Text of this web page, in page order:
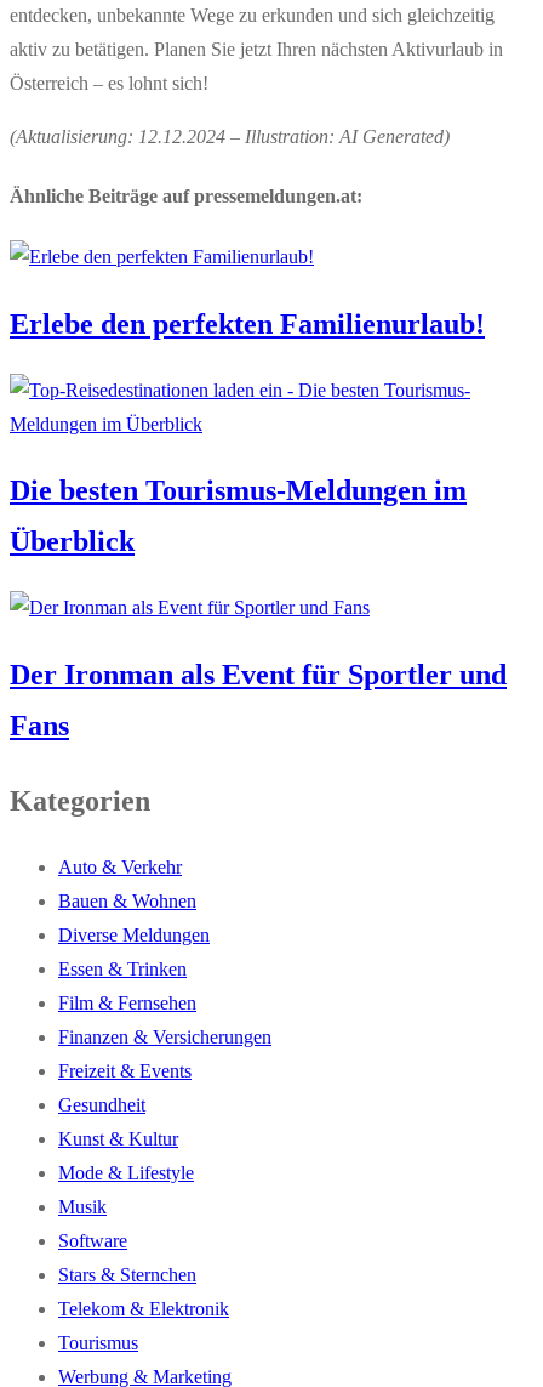
entdecken, unbekannte Wege zu erkunden und sich gleichzeitig
aktiv zu betätigen. Planen Sie jetzt Ihren nächsten Aktivurlaub in
Österreich – es lohnt sich!
(Aktualisierung: 12.12.2024 – Illustration: AI Generated)
Ähnliche Beiträge auf pressemeldungen.at:
Erlebe den perfekten Familienurlaub!
Die besten Tourismus-Meldungen im
Überblick
Der Ironman als Event für Sportler und
Fans
Kategorien
Auto & Verkehr
Bauen & Wohnen
Diverse Meldungen
Essen & Trinken
Film & Fernsehen
Finanzen & Versicherungen
Freizeit & Events
Gesundheit
Kunst & Kultur
Mode & Lifestyle
Musik
Software
Stars & Sternchen
Telekom & Elektronik
Tourismus
Werbung & Marketing